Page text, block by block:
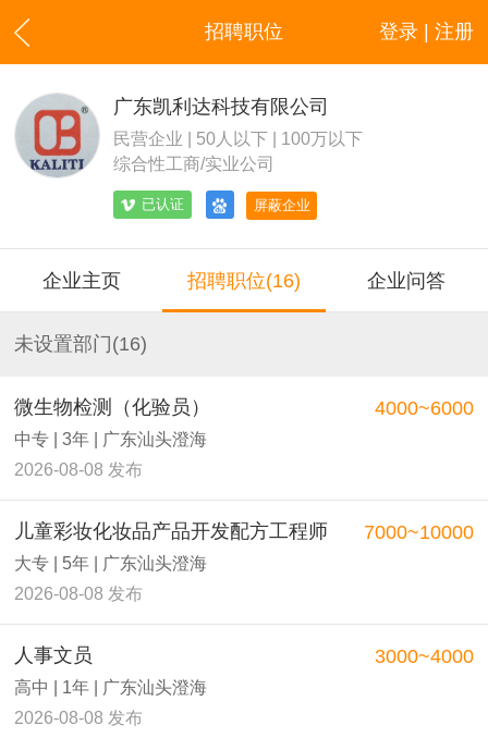
登录 | 注册
招聘职位
广东凯利达科技有限公司
民营企业 | 50人以下 | 100万以下
综合性工商/实业公司
已认证 屏蔽企业
企业主页 招聘职位(16) 企业问答
未设置部门(16)
微生物检测（化验员）
中专 | 3年 | 广东汕头澄海
2026-08-08 发布
4000~6000
儿童彩妆化妆品产品开发配方工程师
大专 | 5年 | 广东汕头澄海
2026-08-08 发布
7000~10000
人事文员
高中 | 1年 | 广东汕头澄海
2026-08-08 发布
3000~4000